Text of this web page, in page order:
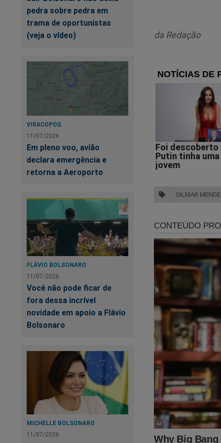
pedra sobre pedra em
trama de oportunistas
(veja o vídeo)
VIRACOPOS
11/07/2026
Em pleno voo, avião
declara emergência e
retorna a Aeroporto
FLÁVIO BOLSONARO
11/07/2026
Você não pode ficar de
fora dessa incrível
novidade em apoio a Flávio
Bolsonaro
MICHELLE BOLSONARO
11/07/2026
pela
nacionais,
XXI. O
Nos comentários,
"Este tuíte
Tribunal
julgamento
ministros
Obrigado,
mundo: os
Não pode
da Redação
GILMAR